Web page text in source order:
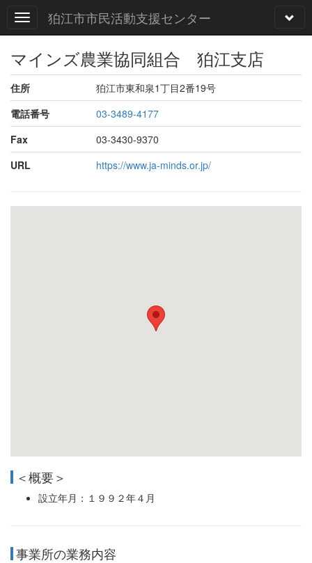
狛江市市民活動支援センター
マインズ農業協同組合 狛江支店
住所
狛江市東和泉1丁目2番19号
電話番号
03-3489-4177
Fax
03-3430-9370
URL
https://www.ja-minds.or.jp/
＜概要＞
設立年月：１９９２年４月
事業所の業務内容